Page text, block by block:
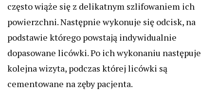
często wiąże się z delikatnym szlifowaniem ich
powierzchni. Następnie wykonuje się odcisk, na
podstawie którego powstają indywidualnie
dopasowane licówki. Po ich wykonaniu następuje
kolejna wizyta, podczas której licówki są
cementowane na zęby pacjenta.